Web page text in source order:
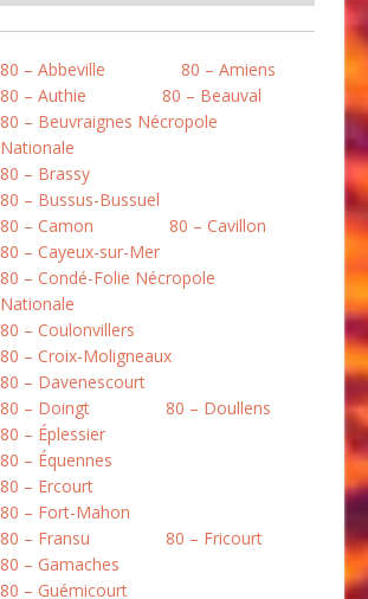
80 – Abbeville
80 – Amiens
80 – Authie
80 – Beauval
80 – Beuvraignes Nécropole
Nationale
80 – Brassy
80 – Bussus-Bussuel
80 – Camon
80 – Cavillon
80 – Cayeux-sur-Mer
80 – Condé-Folie Nécropole
Nationale
80 – Coulonvillers
80 – Croix-Moligneaux
80 – Davenescourt
80 – Doingt
80 – Doullens
80 – Éplessier
80 – Équennes
80 – Ercourt
80 – Fort-Mahon
80 – Fransu
80 – Fricourt
80 – Gamaches
80 – Guémicourt